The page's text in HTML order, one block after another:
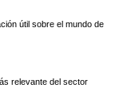
útil sobre el mundo de
relevante del sector